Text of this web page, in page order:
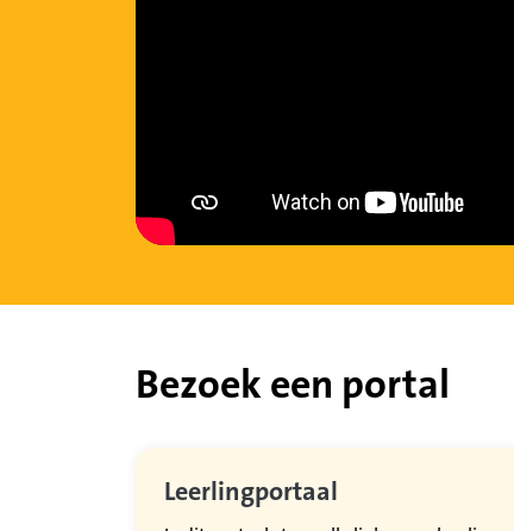
Bezoek een portal
Leerlingportaal